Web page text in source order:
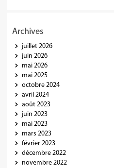
Archives
juillet 2026
juin 2026
mai 2026
mai 2025
octobre 2024
avril 2024
août 2023
juin 2023
mai 2023
mars 2023
février 2023
décembre 2022
novembre 2022